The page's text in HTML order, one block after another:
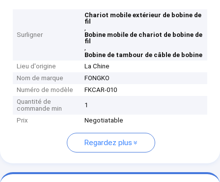
Surligner
Chariot mobile extérieur de bobine de
fil
,
Bobine mobile de chariot de bobine de
fil
,
Bobine de tambour de câble de bobine
Lieu d'origine
La Chine
Nom de marque
FONGKO
Numéro de modèle
FKCAR-010
Quantité de
commande min
1
Prix Negotiatable
Regardez plus